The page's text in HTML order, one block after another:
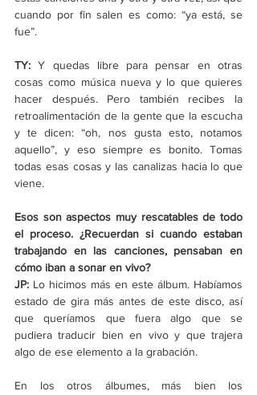
cuando por fin salen es como: “ya está, se
fue”.
TY: Y quedas libre para pensar en otras
cosas como música nueva y lo que quieres
hacer después. Pero también recibes la
retroalimentación de la gente que la escucha
y te dicen: “oh, nos gusta esto, notamos
aquello”, y eso siempre es bonito. Tomas
todas esas cosas y las canalizas hacia lo que
viene.
Esos son aspectos muy rescatables de todo
el proceso. ¿Recuerdan si cuando estaban
trabajando en las canciones, pensaban en
cómo iban a sonar en vivo?
JP: Lo hicimos más en este álbum. Habíamos
estado de gira más antes de este disco, así
que queríamos que fuera algo que se
pudiera traducir bien en vivo y que trajera
algo de ese elemento a la grabación.
En los otros álbumes, más bien los